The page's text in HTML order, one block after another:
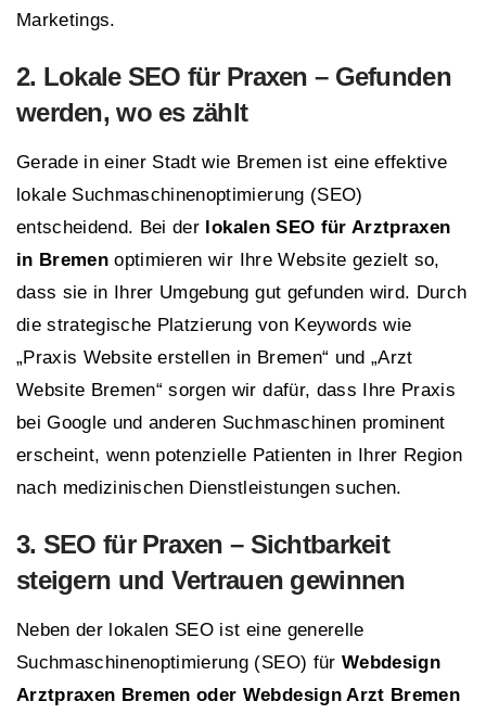
Marketings.
2. Lokale SEO für Praxen – Gefunden
werden, wo es zählt
Gerade in einer Stadt wie Bremen ist eine effektive
lokale Suchmaschinenoptimierung (SEO)
entscheidend. Bei der lokalen SEO für Arztpraxen
in Bremen optimieren wir Ihre Website gezielt so,
dass sie in Ihrer Umgebung gut gefunden wird. Durch
die strategische Platzierung von Keywords wie
„Praxis Website erstellen in Bremen“ und „Arzt
Website Bremen“ sorgen wir dafür, dass Ihre Praxis
bei Google und anderen Suchmaschinen prominent
erscheint, wenn potenzielle Patienten in Ihrer Region
nach medizinischen Dienstleistungen suchen.
3. SEO für Praxen – Sichtbarkeit
steigern und Vertrauen gewinnen
Neben der lokalen SEO ist eine generelle
Suchmaschinenoptimierung (SEO) für Webdesign
Arztpraxen Bremen oder Webdesign Arzt Bremen